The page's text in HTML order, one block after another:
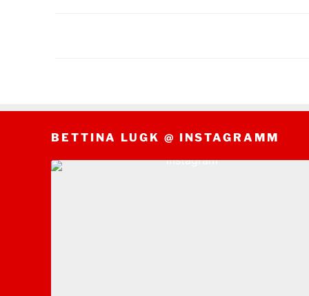
BETTINA LUGK @ INSTAGRAMM